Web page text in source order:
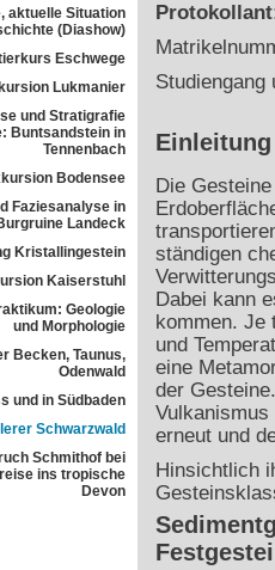
aktuelle Situation
(Diashow)
Eschwege
Lukmanier
und Stratigrafie
Buntsandstein in
Tennenbach
Bodensee
Faziesanalyse in
Landeck
Kristallingestein
Kaiserstuhl
Geologie
und Morphologie
Becken, Taunus,
Odenwald
und in Südbaden
Schwarzwald
Schmithof bei
ins tropische
Devon
Einleitung
Die
ständigen
Dabei kann
kommen. Je
und
eine
der
erneut und
Hinsichtlich